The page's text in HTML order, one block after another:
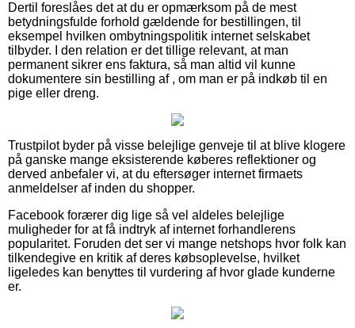
Dertil foreslåes det at du er opmærksom på de mest
betydningsfulde forhold gældende for bestillingen, til
eksempel hvilken ombytningspolitik internet selskabet
tilbyder. I den relation er det tillige relevant, at man
permanent sikrer ens faktura, så man altid vil kunne
dokumentere sin bestilling af , om man er på indkøb til en
pige eller dreng.
Trustpilot byder på visse belejlige genveje til at blive klogere
på ganske mange eksisterende køberes reflektioner og
derved anbefaler vi, at du eftersøger internet firmaets
anmeldelser af inden du shopper.
Facebook forærer dig lige så vel aldeles belejlige
muligheder for at få indtryk af internet forhandlerens
popularitet. Foruden det ser vi mange netshops hvor folk kan
tilkendegive en kritik af deres købsoplevelse, hvilket
ligeledes kan benyttes til vurdering af hvor glade kunderne
er.